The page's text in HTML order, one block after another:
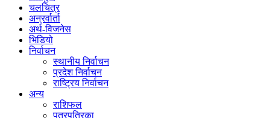
चलचित्र
अन्रर्वार्ता
अर्थ-विजनेस
भिडियो
निर्वाचन
स्थानीय निर्वाचन
प्रदेश निर्वाचन
राष्ट्रिय निर्वाचन
अन्य
राशिफल
पत्रपत्रिका